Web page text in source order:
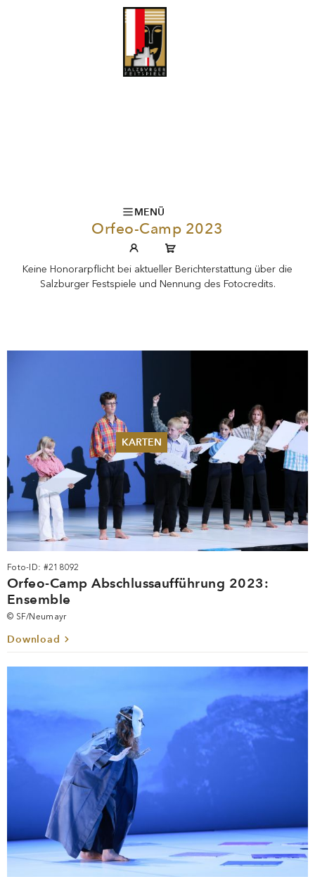
MENÜ
KARTEN
Sommer 2026
Pfingsten 2026
Abonnements
Karteninformation
Gutscheine
Orfeo-Camp 2023
Keine Honorarpflicht bei aktueller Berichterstattung über die
Salzburger Festspiele und Nennung des Fotocredits.
Foto-ID: #218092
Orfeo-Camp Abschlussaufführung 2023:
Ensemble
© SF/Neumayr
Download